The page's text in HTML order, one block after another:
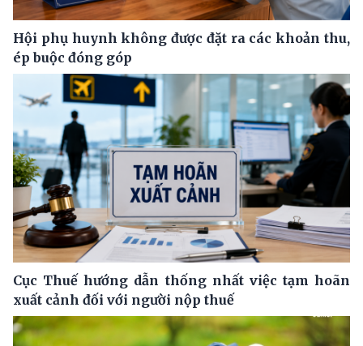
Hội phụ huynh không được đặt ra các khoản thu,
ép buộc đóng góp
Cục Thuế hướng dẫn thống nhất việc tạm hoãn
xuất cảnh đối với người nộp thuế